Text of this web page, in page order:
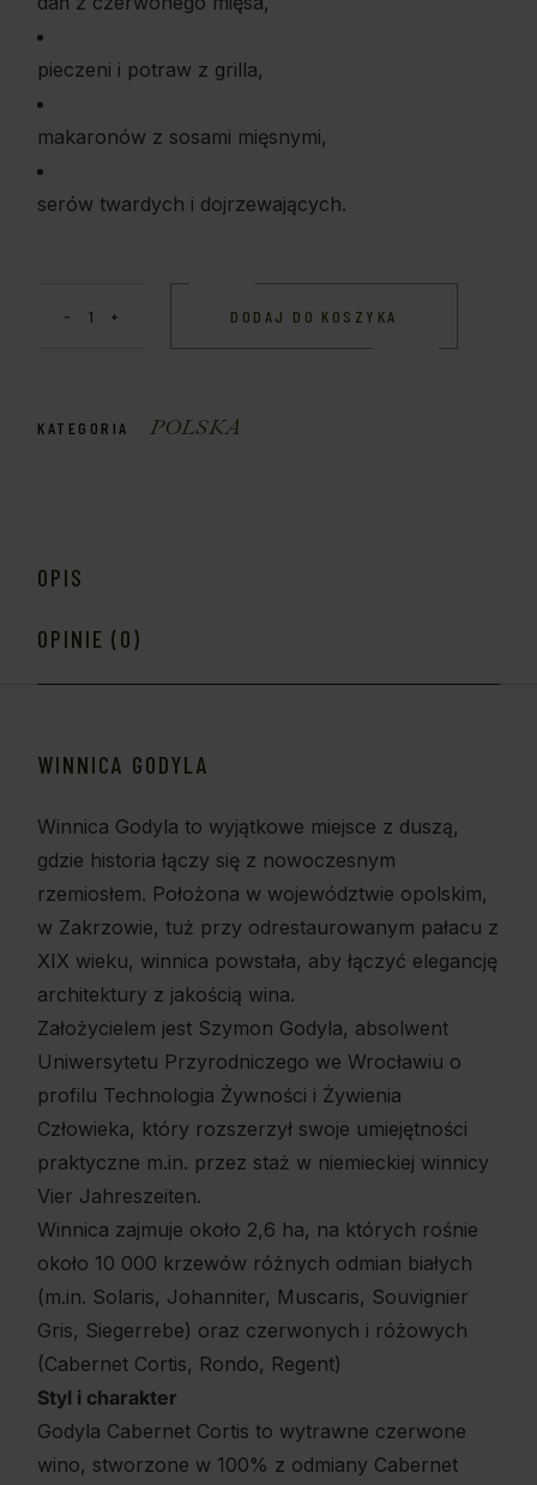
pieczeni i potraw z grilla,
makaronów z sosami mięsnymi,
serów twardych i dojrzewających.
DODAJ DO KOSZYKA
KATEGORIA POLSKA
OPIS
OPINIE (0)
WINNICA GODYLA
Winnica Godyla to wyjątkowe miejsce z duszą,
gdzie historia łączy się z nowoczesnym
rzemiosłem. Położona w województwie opolskim,
w Zakrzowie, tuż przy odrestaurowanym pałacu z
XIX wieku, winnica powstała, aby łączyć elegancję
architektury z jakością wina.
Założycielem jest Szymon Godyla, absolwent
Uniwersytetu Przyrodniczego we Wrocławiu o
profilu Technologia Żywności i Żywienia
Człowieka, który rozszerzył swoje umiejętności
praktyczne m.in. przez staż w niemieckiej winnicy
Vier Jahreszeiten.
Winnica zajmuje około 2,6 ha, na których rośnie
około 10 000 krzewów różnych odmian białych
(m.in. Solaris, Johanniter, Muscaris, Souvignier
Gris, Siegerrebe) oraz czerwonych i różowych
(Cabernet Cortis, Rondo, Regent)
Styl i charakter
Godyla Cabernet Cortis to wytrawne czerwone
wino, stworzone w 100% z odmiany Cabernet